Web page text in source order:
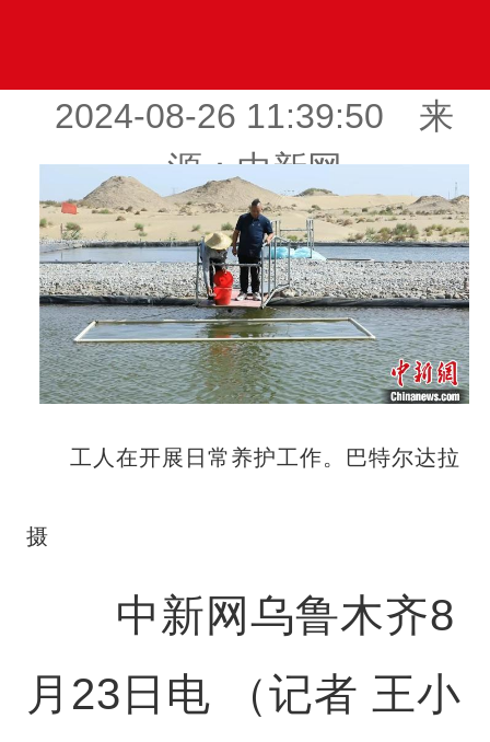
2024-08-26 11:39:50 来
源：中新网
工人在开展日常养护工作。巴特尔达拉
摄
中新网乌鲁木齐8
月23日电 （记者 王小